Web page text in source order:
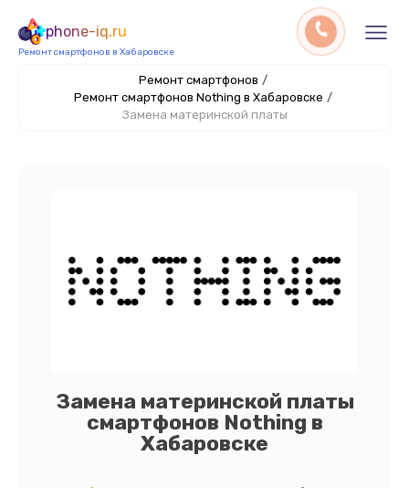
phone-iq.ru
Ремонт смартфонов в Хабаровске
Ремонт смартфонов /
Ремонт смартфонов Nothing в Хабаровске /
Замена материнской платы
Замена материнской платы
смартфонов Nothing в
Хабаровске